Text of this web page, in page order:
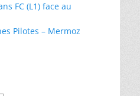
FC (L1) face au
Pilotes – Mermoz